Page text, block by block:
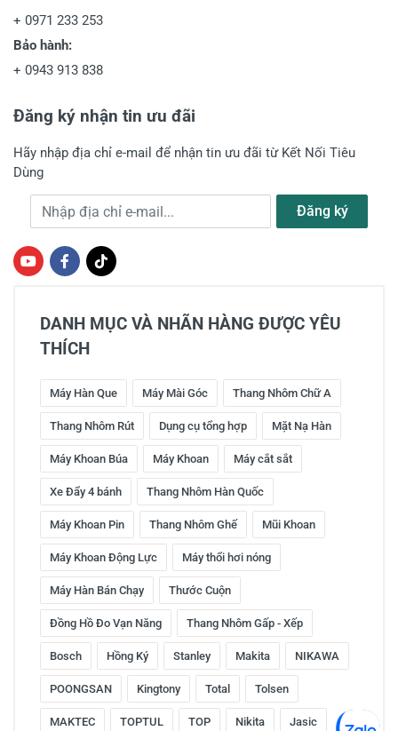
+ 0971 233 253
Bảo hành:
+ 0943 913 838
Đăng ký nhận tin ưu đãi
Hãy nhập địa chỉ e-mail để nhận tin ưu đãi từ Kết Nối Tiêu
Dùng
Địa chỉ e-mail Đăng ký
DANH MỤC VÀ NHÃN HÀNG ĐƯỢC YÊU
THÍCH
Máy Hàn Que Máy Mài Góc Thang Nhôm Chữ A
Thang Nhôm Rút Dụng cụ tổng hợp Mặt Nạ Hàn
Máy Khoan Búa Máy Khoan Máy cắt sắt
Xe Đẩy 4 bánh Thang Nhôm Hàn Quốc
Máy Khoan Pin Thang Nhôm Ghế Mũi Khoan
Máy Khoan Động Lực Máy thổi hơi nóng
Máy Hàn Bán Chạy Thước Cuộn
Đồng Hồ Đo Vạn Năng Thang Nhôm Gấp - Xếp
Bosch Hồng Ký Stanley Makita NIKAWA
POONGSAN Kingtony Total Tolsen
MAKTEC TOPTUL TOP Nikita Jasic